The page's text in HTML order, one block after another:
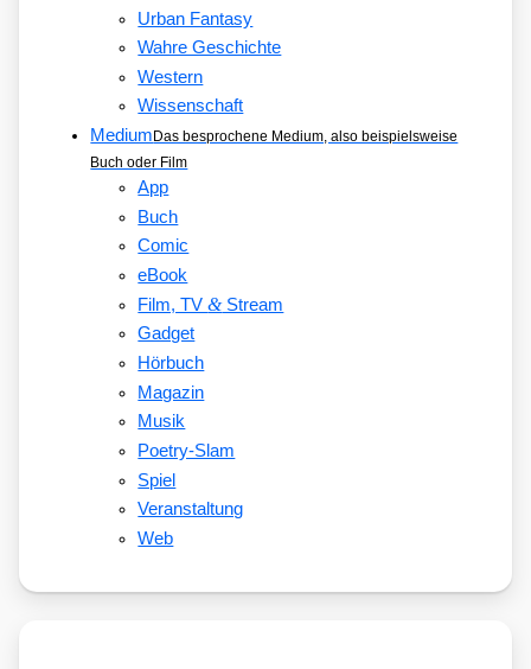
Urban Fantasy
Wahre Geschichte
Western
Wissenschaft
Medium Das besprochene Medium, also beispielsweise
Buch oder Film
App
Buch
Comic
eBook
Film, TV&Stream
Gadget
Hörbuch
Magazin
Musik
Poetry-Slam
Spiel
Veranstaltung
Web